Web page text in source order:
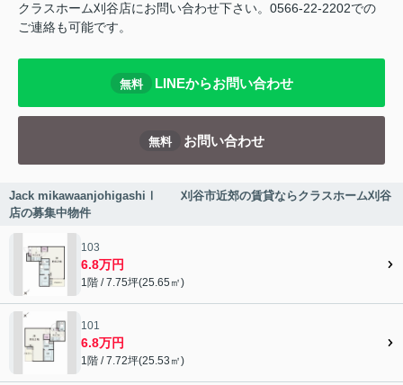
クラスホーム刈谷店にお問い合わせ下さい。0566-22-2202での
ご連絡も可能です。
無料 LINEからお問い合わせ
無料 お問い合わせ
Jack mikawaanjohigashiⅠ 刈谷市近郊の賃貸ならクラスホーム刈谷
店の募集中物件
103
6.8万円
1階 / 7.75坪(25.65㎡)
101
6.8万円
1階 / 7.72坪(25.53㎡)